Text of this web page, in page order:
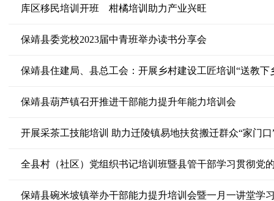
库区移民培训开班 柑橘培训助力产业兴旺
保靖县委党校2023届中青班举办读书分享会
保靖县住建局、县总工会：开展乡村建设工匠培训“送教下
保靖县葫芦镇召开推进干部能力提升年能力培训会
开展采茶工技能培训 助力迁陵镇易地扶贫搬迁群众“家门口
全县村（社区）党组织书记培训班暨县管干部学习贯彻党
保靖县碗米坡镇举办干部能力提升培训会暨一月一讲堂学